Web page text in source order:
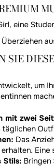
eine
SIE
um
mit zwei
Das
Stils: Bringen